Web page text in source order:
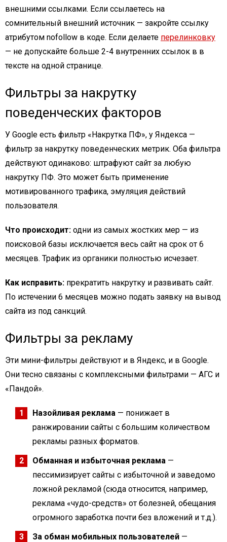
внешними ссылками. Если ссылаетесь на
сомнительный внешний источник — закройте ссылку
атрибутом nofollow в коде. Если делаете перелинковку
— не допускайте больше 2-4 внутренних ссылок в в
тексте на одной странице.
Фильтры за накрутку
поведенческих факторов
У Google есть фильтр «Накрутка ПФ», у Яндекса —
фильтр за накрутку поведенческих метрик. Оба фильтра
действуют одинаково: штрафуют сайт за любую
накрутку ПФ. Это может быть применение
мотивированного трафика, эмуляция действий
пользователя.
Что происходит: одни из самых жостких мер — из
поисковой базы исключается весь сайт на срок от 6
месяцев. Трафик из органики полностью исчезает.
Как исправить: прекратить накрутку и развивать сайт.
По истечении 6 месяцев можно подать заявку на вывод
сайта из под санкций.
Фильтры за рекламу
Эти мини-фильтры действуют и в Яндекс, и в Google.
Они тесно связаны с комплексными фильтрами — АГС и
«Пандой».
Назойливая реклама — понижает в
ранжировании сайты с большим количеством
рекламы разных форматов.
Обманная и избыточная реклама —
пессимизирует сайты с избыточной и заведомо
ложной рекламой (сюда относится, например,
реклама «чудо-средств» от болезней, обещания
огромного заработка почти без вложений и т.д.).
За обман мобильных пользователей —